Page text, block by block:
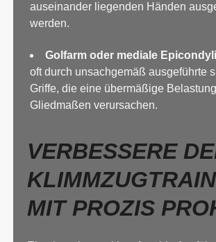
auseinander liegenden Händen
werden.
Golfarm oder mediale
oft durch unsachgemäß ausgeführte
Griffe, die eine übermäßige
Gliedmaßen verursachen.
VERBESSERE
MIT PROZIS